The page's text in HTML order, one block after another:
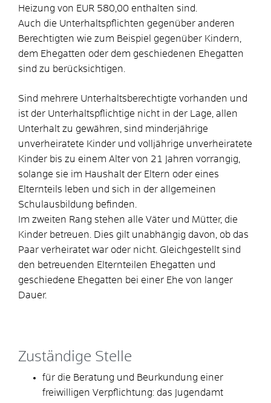
Heizung von EUR 580,00 enthalten sind.
Auch die Unterhaltspflichten gegenüber anderen
Berechtigten wie zum Beispiel
gegenüber Kindern,
dem Ehegatten oder dem geschiedenen Ehegatten
sind zu berücksichtigen.
Sind mehrere Unterhaltsberechtigte vorhanden und
ist der Unterhaltspflichtige nicht in der Lage, allen
Unterhalt zu gewähren, sind minderjährige
unverheiratete Kinder und volljährige unverheiratete
Kinder bis zu einem Alter von 21 Jahren vorrangig,
solange sie im Haushalt der Eltern oder eines
Elternteils leben und sich in der allgemeinen
Schulausbildung befinden.
Im zweiten Rang stehen alle Väter und Mütter, die
Kinder betreuen. Dies gilt unabhängig davon, ob das
Paar verheiratet war oder nicht. Gleichgestellt sind
den betreuenden Elternteilen Ehegatten und
geschiedene Ehegatten bei einer Ehe von langer
Dauer.
Zuständige Stelle
für die Beratung und Beurkundung einer
freiwilligen Verpflichtung: das Jugendamt